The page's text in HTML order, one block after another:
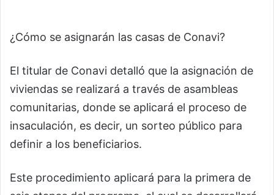
¿Cómo se asignarán las casas de Conavi?
El titular de Conavi detalló que la asignación de
viviendas se realizará a través de asambleas
comunitarias, donde se aplicará el proceso de
insaculación, es decir, un sorteo público para
definir a los beneficiarios.
Este procedimiento aplicará para la primera de